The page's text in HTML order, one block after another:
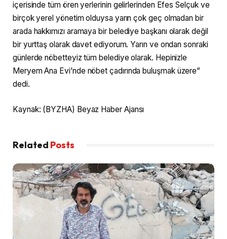
içerisinde tüm ören yerlerinin gelirlerinden Efes Selçuk ve
birçok yerel yönetim olduysa yarın çok geç olmadan bir
arada hakkımızı aramaya bir belediye başkanı olarak değil
bir yurttaş olarak davet ediyorum. Yarın ve ondan sonraki
günlerde nöbetteyiz tüm belediye olarak. Hepinizle
Meryem Ana Evi’nde nöbet çadırında buluşmak üzere”
dedi.
Kaynak: (BYZHA) Beyaz Haber Ajansı
Related Posts